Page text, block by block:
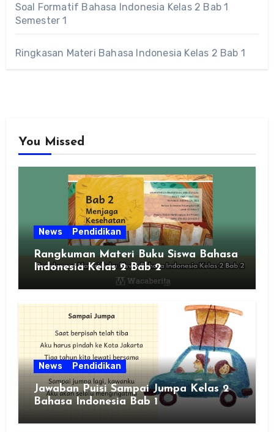
Soal Formatif Bahasa Indonesia Kelas 2 Bab 1
Semester 1
Ringkasan Materi Bahasa Indonesia Kelas 2 Bab 1
You Missed
News Pendidikan
Rangkuman Materi Buku Siswa Bahasa
Indonesia Kelas 2 Bab 2
News Pendidikan
Jawaban Puisi Sampai Jumpa Kelas 2
Bahasa Indonesia Bab 1